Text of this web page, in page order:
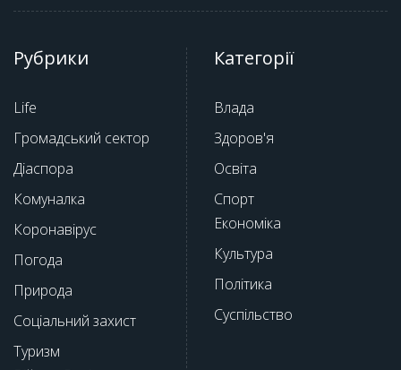
Рубрики
Life
Громадський сектор
Діаспора
Комуналка
Коронавірус
Погода
Природа
Соціальний захист
Туризм
Категорії
Влада
Здоров'я
Освіта
Спорт
Економіка
Культура
Політика
Суспільство